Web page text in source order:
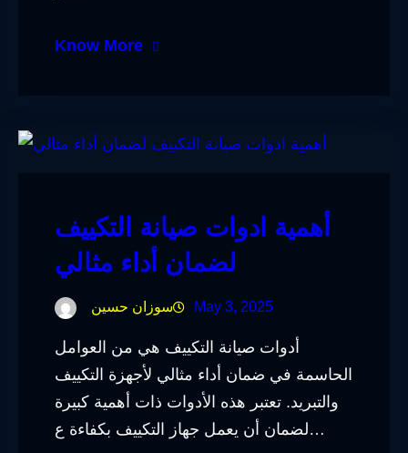
Know More
أهمية ادوات صيانة التكييف
لضمان أداء مثالي
سوزان حسين May 3, 2025
أدوات صيانة التكييف هي من العوامل
الحاسمة في ضمان أداء مثالي لأجهزة التكييف
والتبريد. تعتبر هذه الأدوات ذات أهمية كبيرة
لضمان أن يعمل جهاز التكييف بكفاءة ع…